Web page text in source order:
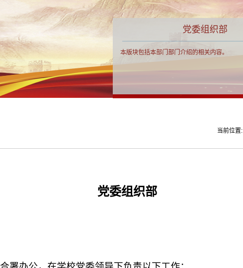
党委组织部
本版块包括本部门部门介绍的相关内容。
当前位置:
党委组织部